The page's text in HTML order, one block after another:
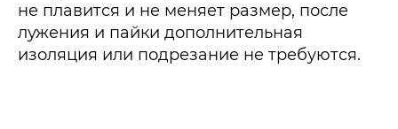
не плавится и не меняет размер, после
лужения и пайки дополнительная
изоляция или подрезание не требуются.